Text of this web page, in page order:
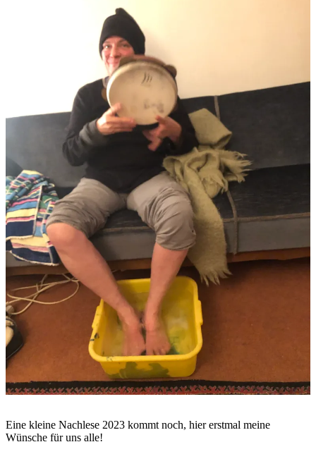
Eine kleine Nachlese 2023 kommt noch, hier erstmal meine
Wünsche für uns alle!